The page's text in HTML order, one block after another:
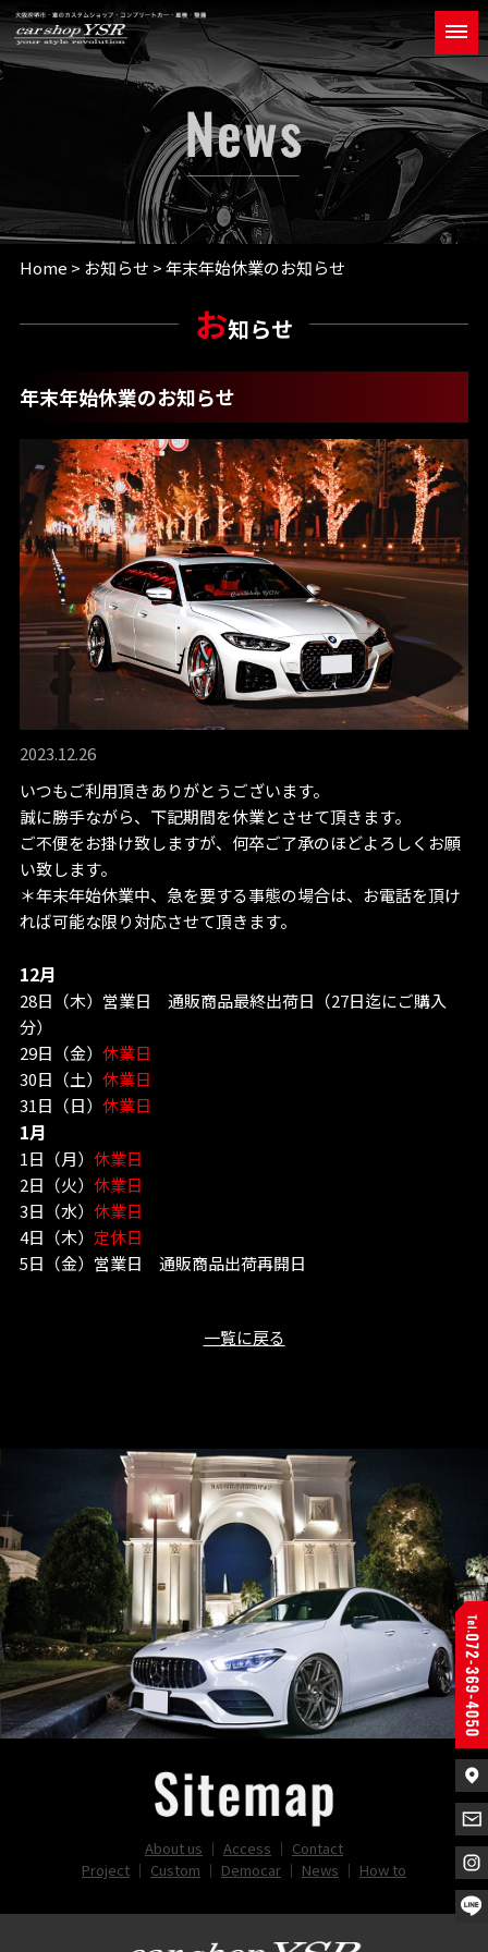
Home > お知らせ > 年末年始休業のお知らせ
お知らせ
年末年始休業のお知らせ
2023.12.26
いつもご利用頂きありがとうございます。
誠に勝手ながら、下記期間を休業とさせて頂きます。
ご不便をお掛け致しますが、何卒ご了承のほどよろしくお願
い致します。
＊年末年始休業中、急を要する事態の場合は、お電話を頂け
れば可能な限り対応させて頂きます。
12月
28日（木）営業日 通販商品最終出荷日（27日迄にご購入
分）
29日（金） 休業日
30日（土） 休業日
31日（日） 休業日
1月
1日（月） 休業日
2日（火） 休業日
3日（水） 休業日
4日（木） 定休日
5日（金）営業日 通販商品出荷再開日
一覧に戻る
About us ｜ Access ｜ Contact
Project ｜ Custom ｜ Democar ｜ News ｜ How to